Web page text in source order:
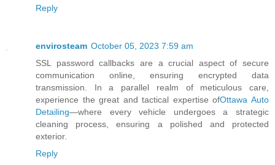
Reply
envirosteam October 05, 2023 7:59 am
SSL password callbacks are a crucial aspect of secure
communication online, ensuring encrypted data
transmission. In a parallel realm of meticulous care,
experience the great and tactical expertise ofOttawa Auto
Detailing—where every vehicle undergoes a strategic
cleaning process, ensuring a polished and protected
exterior.
Reply